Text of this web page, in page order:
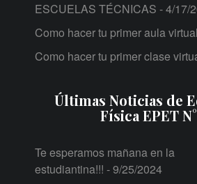
ESCUELAS TÉCNICAS - 4/17/
Como hacer tu primer aula virtual
Como hacer tu primer clase
Últimas Noticias de
Física EPET
Te esperamos mañana en la
estudiantina!!! - 9/25/2024